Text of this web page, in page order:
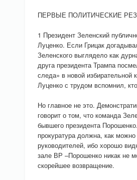
ПЕРВЫЕ ПОЛИТИЧЕСКИЕ
1 Президент Зеленский
Луценко. Если Грицак
Зеленского выглядело как
друга президента Трампа
следа» в новой
Луценко с трудом вспомнил,
Но главное не это.
говорит о том, что команда
бывшего президента
прокуратура должна, как
руководителей, ибо хорошо
зале ВР –Порошенко никак не
скорейшее возвращение.